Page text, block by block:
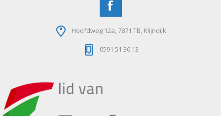
Hoofdweg 12a, 7871 TB, Klijndijk
0591 51 36 13